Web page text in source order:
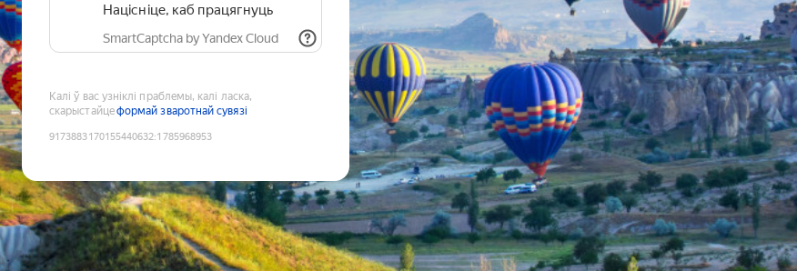
Націсніце, каб працягнуць
SmartCaptcha by Yandex Cloud
Калі ў вас узніклі праблемы, калі ласка,
скарыстайцеформай зваротнай сувязі
9173883170155440632:1785968953